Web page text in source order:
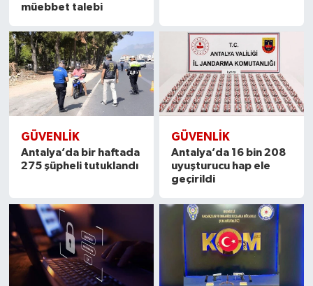
müebbet talebi
GÜVENLIK
Antalya’da bir haftada
275 şüpheli tutuklandı
GÜVENLIK
Antalya’da 16 bin 208
uyuşturucu hap ele
geçirildi